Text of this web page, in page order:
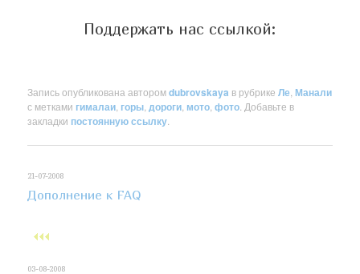
Поддержать нас ссылкой:
Запись опубликована авторомdubrovskaya в рубрикеЛе ,Манали
с метками гималаи горы дороги мото ,фото . Добавьте в
закладки постоянную ссылку
21-07-2008
Дополнение к FAQ
03-08-2008